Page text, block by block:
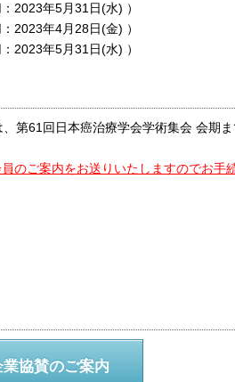
2023年5月31日(水)
2023年4月28日(金)
2023年5月31日(水)
第61回日本癌治療学会学術集会 会期
のご案内をお送りいたしますのでお手
業協賛のご案内